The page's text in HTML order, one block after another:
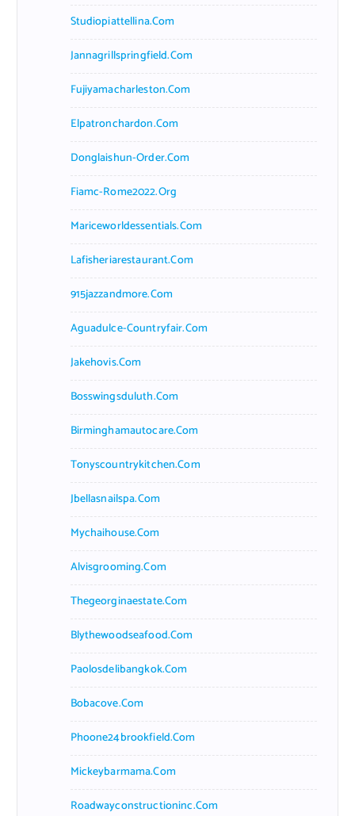
Studiopiattellina.com
Jannagrillspringfield.com
Fujiyamacharleston.com
Elpatronchardon.com
Donglaishun-Order.com
Fiamc-Rome2022.org
Mariceworldessentials.com
Lafisheriarestaurant.com
915jazzandmore.com
Aguadulce-Countryfair.com
Jakehovis.com
Bosswingsduluth.com
Birminghamautocare.com
Tonyscountrykitchen.com
Jbellasnailspa.com
Mychaihouse.com
Alvisgrooming.com
Thegeorginaestate.com
Blythewoodseafood.com
Paolosdelibangkok.com
Bobacove.com
Phoone24brookfield.com
Mickeybarmama.com
Roadwayconstructioninc.com